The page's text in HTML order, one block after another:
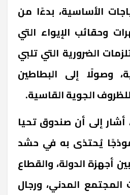
الأساسية، بدءًا من
وحقائب الإيواء التي
الضرورية التي تلبي
وصولًا إلى البطاطين
الجوية القاسية.
إلى أن صندوق تحيا
يُحتذى به في حشد
أجهزة الدولة، والقطاع
المدني، ورجال